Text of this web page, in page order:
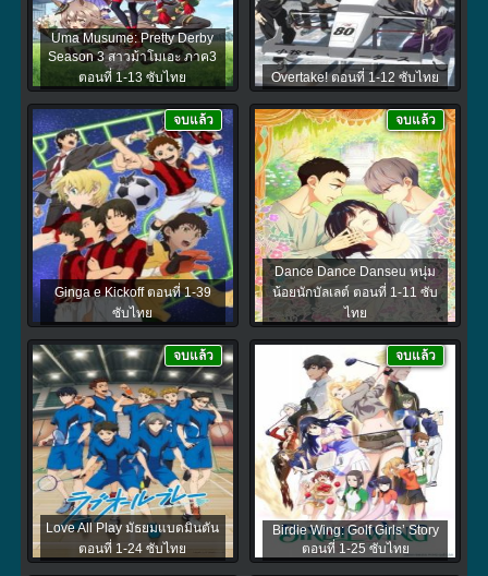
Uma Musume: Pretty Derby
Season 3 สาวม้าโมเอะ ภาค3
ตอนที่ 1-13 ซับไทย
Overtake! ตอนที่ 1-12 ซับไทย
Ginga e Kickoff ตอนที่ 1-39
ซับไทย
จบแล้ว
Dance Dance Danseu หนุ่ม
น้อยนักบัลเลต์ ตอนที่ 1-11 ซับ
ไทย
จบแล้ว
Love All Play มัธยมแบดมินตัน
ตอนที่ 1-24 ซับไทย
จบแล้ว
Birdie Wing: Golf Girls’ Story
ตอนที่ 1-25 ซับไทย
จบแล้ว